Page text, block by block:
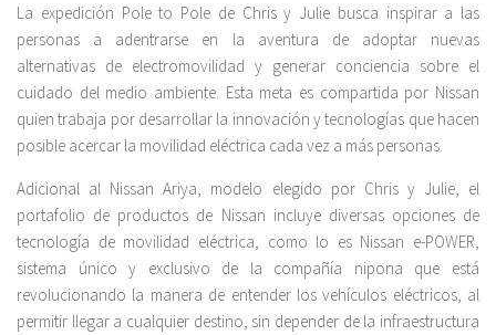
La expedición Pole to Pole de Chris y Julie busca inspirar a las
personas a adentrarse en la aventura de adoptar nuevas
alternativas de electromovilidad y generar conciencia sobre el
cuidado del medio ambiente. Esta meta es compartida por Nissan
quien trabaja por desarrollar la innovación y tecnologías que hacen
posible acercar la movilidad eléctrica cada vez a más personas.
Adicional al Nissan Ariya, modelo elegido por Chris y Julie, el
portafolio de productos de Nissan incluye diversas opciones de
tecnología de movilidad eléctrica, como lo es Nissan e-POWER,
sistema único y exclusivo de la compañía nipona que está
revolucionando la manera de entender los vehículos eléctricos, al
permitir llegar a cualquier destino, sin depender de la infraestructura